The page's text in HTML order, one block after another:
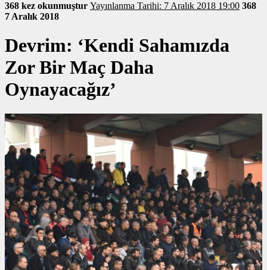
368 kez okunmuştur Yayınlanma Tarihi: 7 Aralık 2018 19:00 368
7 Aralık 2018
Devrim: ‘Kendi Sahamızda
Zor Bir Maç Daha
Oynayacağız’